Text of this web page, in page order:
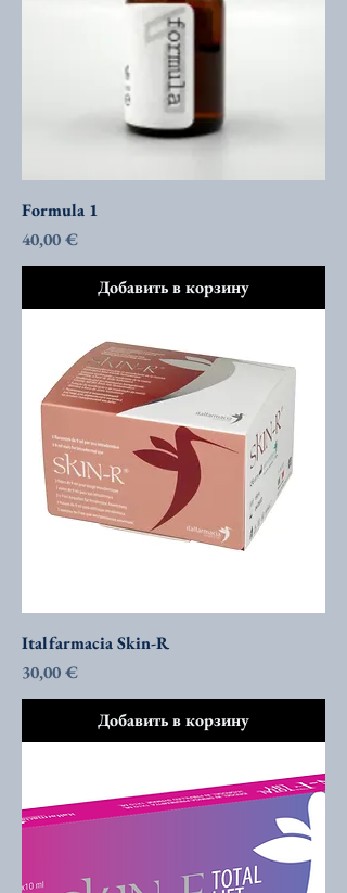
Formula 1
Цена
40,00 €
Добавить в корзину
Italfarmacia Skin-R
Цена
30,00 €
Добавить в корзину